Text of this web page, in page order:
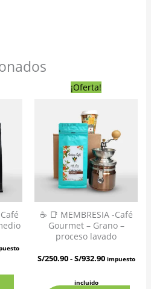
Las
opciones
se
pueden
¡Oferta!
☕ 📑 MEMBRESIA -Café
Gourmet – Grano –
proceso lavado
S/250.90-S/932.90
hasta
S/932.90
impuesto
incluido
Las